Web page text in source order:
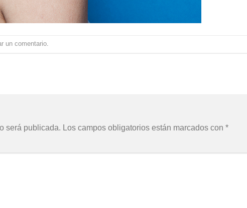
un comentario
será publicada. Los campos obligatorios están marcados con *